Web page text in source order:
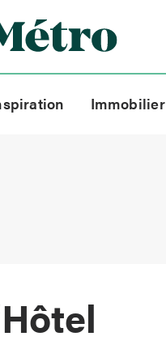
Immobilier